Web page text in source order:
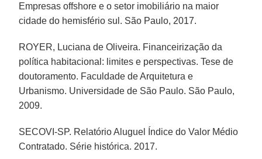
Empresas offshore e o setor imobiliário na maior
cidade do hemisfério sul. São Paulo, 2017.
ROYER, Luciana de Oliveira. Financeirização da
política habitacional: limites e perspectivas. Tese de
doutoramento. Faculdade de Arquitetura e
Urbanismo. Universidade de São Paulo. São Paulo,
2009.
SECOVI-SP. Relatório Aluguel Índice do Valor Médio
Contratado. Série histórica. 2017.